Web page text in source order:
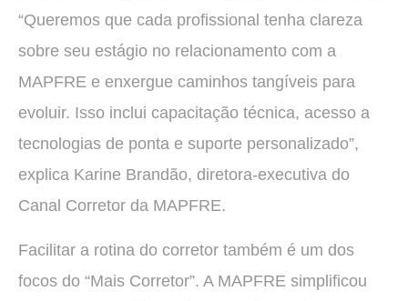
“Queremos que cada profissional tenha clareza
sobre seu estágio no relacionamento com a
MAPFRE e enxergue caminhos tangíveis para
evoluir. Isso inclui capacitação técnica, acesso a
tecnologias de ponta e suporte personalizado”,
explica Karine Brandão, diretora-executiva do
Canal Corretor da MAPFRE.
Facilitar a rotina do corretor também é um dos
focos do “Mais Corretor”. A MAPFRE simplificou